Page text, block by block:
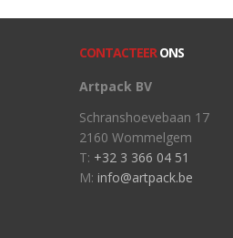
CONTACTEERONS
Artpack BV
Schranshoevebaan 17
2160 Wommelgem
T: +32 3 366 04 51
M: info@artpack.be